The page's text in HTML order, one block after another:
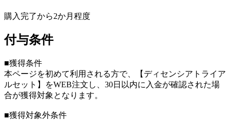
購入完了から2か月程度
付与条件
■獲得条件
本ページを初めて利用される方で、【ディセンシアトライア
ルセット】をWEB注文し、30日以内に入金が確認された場
合が獲得対象となります。
■獲得対象外条件